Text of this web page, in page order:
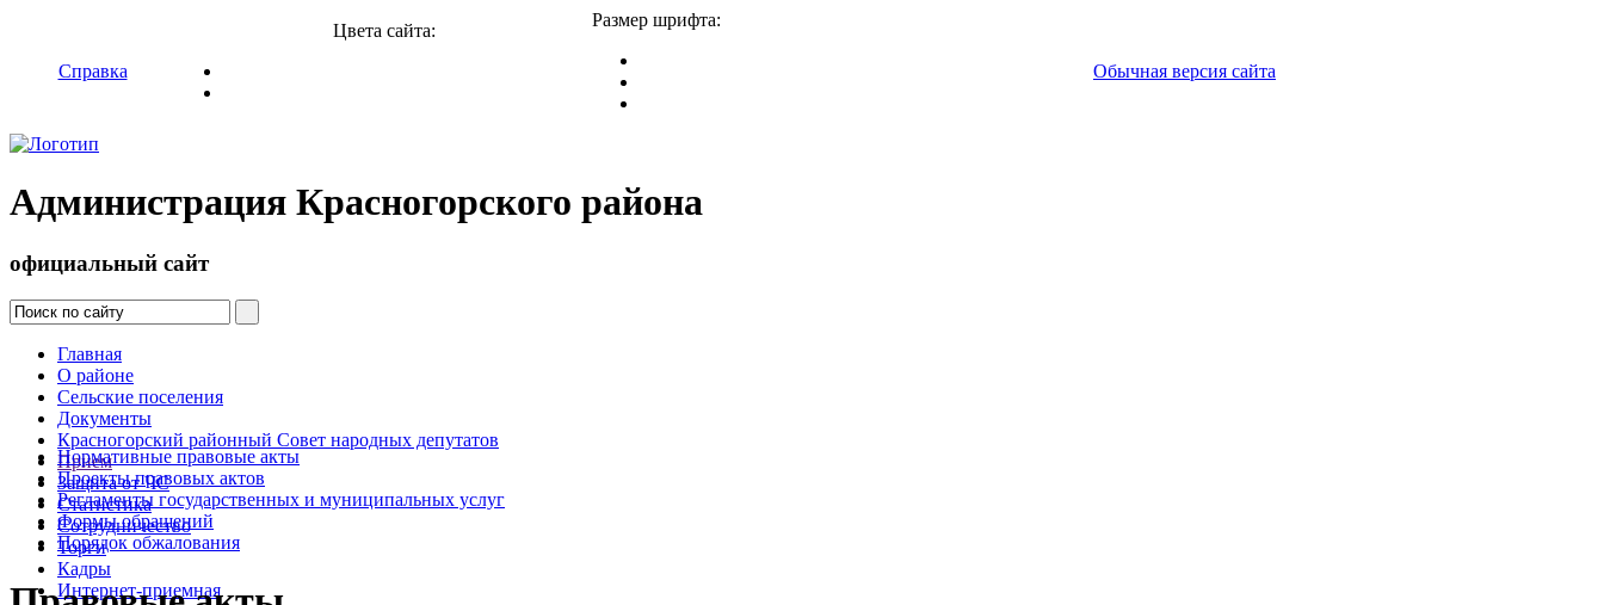
Справка
Цвета сайта:
Размер шрифта:
Обычная версия сайта
Администрация Красногорского района
официальный сайт
Главная
О районе
Сельские поселения
Документы
Красногорский районный Совет народных депутатов
Прием
Защита от ЧС
Статистика
Сотрудничество
Торги
Кадры
Интернет-приемная
Нормативные правовые акты
Проекты правовых актов
Регламенты государственных и муниципальных услуг
Формы обращений
Порядок обжалования